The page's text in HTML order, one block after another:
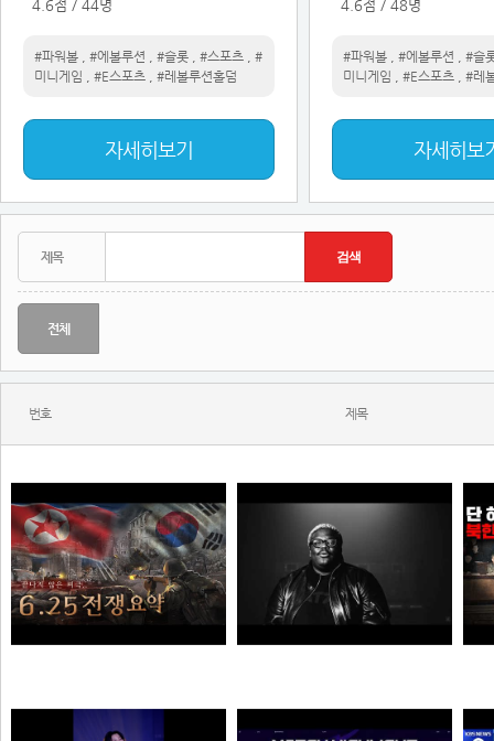
4.6점 / 44명
#파워볼 #에볼루션 #슬롯 #스포츠
#
미니게임
#E스포츠 #레볼루션홀덤
자세히보기
4.6점 / 48명
#파워볼 #에볼루션
#슬
미니게임
#E스포츠 #레
자세히보
전체
번호 제목
질주머신
소주반샷